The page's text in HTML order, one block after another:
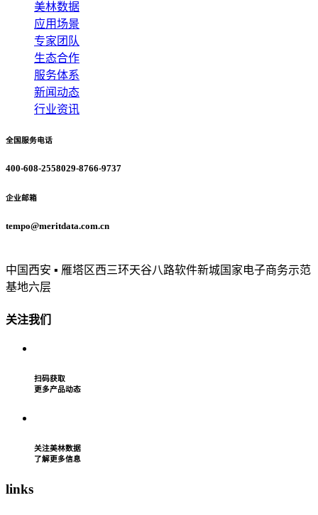
美林数据
应用场景
专家团队
生态合作
服务体系
新闻动态
行业资讯
全国服务电话
400-608-2558029-8766-9737
企业邮箱
tempo@meritdata.com.cn
中国西安 ▪ 雁塔区西三环天谷八路软件新城国家电子商务示范
基地六层
关注我们
扫码获取
更多产品动态
关注美林数据
了解更多信息
links